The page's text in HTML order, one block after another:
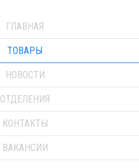
ГЛАВНАЯ
ТОВАРЫ
НОВОСТИ
ОТДЕЛЕНИЯ
КОНТАКТЫ
ВАКАНСИИ